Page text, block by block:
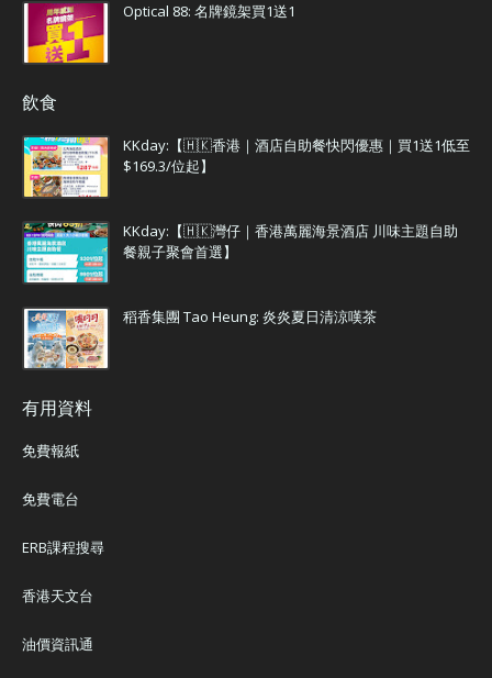
Optical 88: 名牌鏡架買1送1
飲食
KKday:【🇭🇰香港｜酒店自助餐快閃優惠｜買1送1低至
$169.3/位起】
KKday:【🇭🇰灣仔｜香港萬麗海景酒店 川味主題自助
餐親子聚會首選】
稻香集團 Tao Heung: 炎炎夏日清涼嘆茶
有用資料
免費報紙
免費電台
ERB課程搜尋
香港天文台
油價資訊通